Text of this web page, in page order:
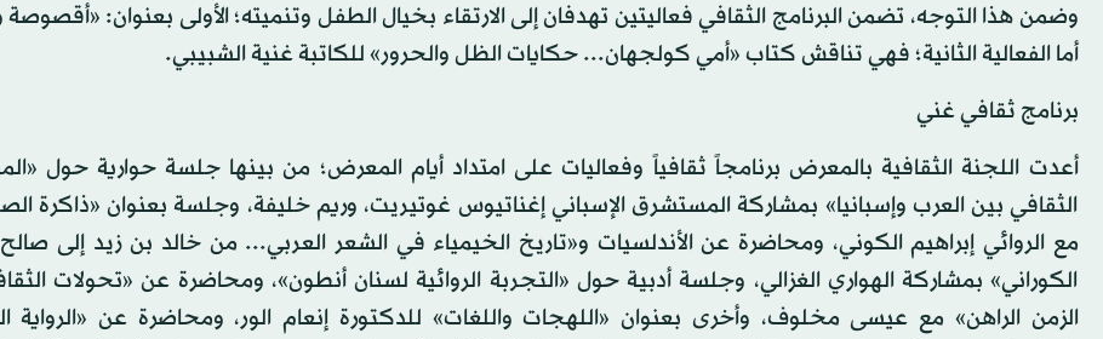
وضمن هذا التوجه، تضمن البرنامج الثقافي فعاليتين تهدفان إلى الارتقاء بخيال الطفل وتنميته؛ الأولى بعنوان:
أما الفعالية الثانية؛ فهي تناقش كتاب «أمي كولجهان... حكايات الظل والحرور» للكاتبة غنية الشبيبي.
برنامج ثقافي غني
أعدت اللجنة الثقافية بالمعرض برنامجاً ثقافياً وفعاليات على امتداد أيام المعرض؛ من بينها جلسة حوارية حول
الثقافي بين العرب وإسبانيا» بمشاركة المستشرق الإسباني إغناتيوس غوتيريت، وريم خليفة، وجلسة بعنوان «ذاكرة
مع الروائي إبراهيم الكوني، ومحاضرة عن الأندلسيات و«تاريخ الخيمياء في الشعر العربي... من خالد بن زيد إلى صالح
الكوراني» بمشاركة الهواري الغزالي، وجلسة أدبية حول «التجربة الروائية لسنان أنطون»، ومحاضرة عن «تحولات
الزمن الراهن» مع عيسى مخلوف، وأخرى بعنوان «اللهجات واللغات» للدكتورة إنعام الور، ومحاضرة عن «الرواية